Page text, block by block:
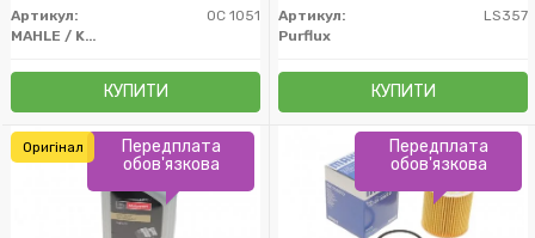
Артикул:
OC 1051
MAHLE / KNECHT
КУПИТИ
Артикул:
LS357
Purflux
КУПИТИ
Передплата
обов'язкова
Оригінал
Передплата
обов'язкова